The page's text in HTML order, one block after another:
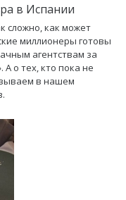
в Испании
сложно, как может
миллионеры готовы
агентствам за
о тех, кто пока не
в нашем